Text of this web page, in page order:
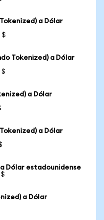
a Dólar
$
Tokenized) a Dólar
$
a Dólar
a Dólar
Dólar estadounidense
a Dólar